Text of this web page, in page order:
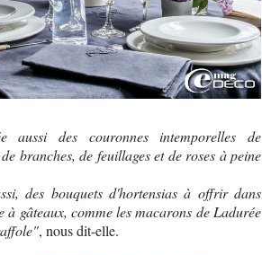
aussi des couronnes intemporelles de
branches, de feuillages et de roses à peine
des bouquets d'hortensias à offrir dans
à gâteaux, comme les macarons de Ladurée
, nous dit-elle.